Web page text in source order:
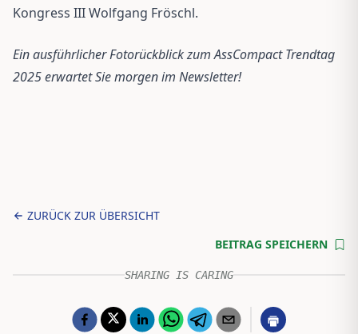
Kongress III Wolfgang Fröschl.
Ein ausführlicher Fotorückblick zum AssCompact Trendtag
2025 erwartet Sie morgen im Newsletter!
ZURÜCK ZUR ÜBERSICHT
BEITRAG SPEICHERN
SHARING IS CARING